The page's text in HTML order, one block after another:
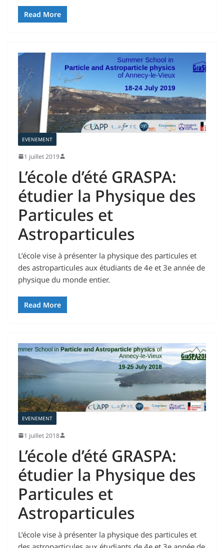
Read More
EVENEMENT
1 juillet 2019
L’école d’été GRASPA:
étudier la Physique des
Particules et
Astroparticules
L’école vise à présenter la physique des particules et
des astroparticules aux étudiants de 4e et 3e année de
physique du monde entier.
Read More
EVENEMENT
1 juillet 2018
L’école d’été GRASPA:
étudier la Physique des
Particules et
Astroparticules
L’école vise à présenter la physique des particules et